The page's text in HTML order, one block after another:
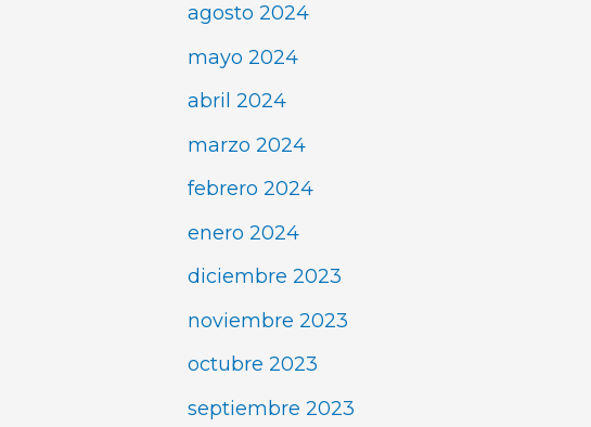
agosto 2024
mayo 2024
abril 2024
marzo 2024
febrero 2024
enero 2024
diciembre 2023
noviembre 2023
octubre 2023
septiembre 2023